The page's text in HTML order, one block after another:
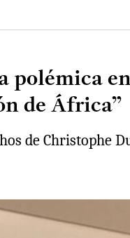
polémica
de África”
de Christophe